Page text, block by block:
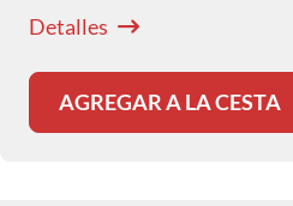
Pferden mit Husten
Detalles
AGREGAR A LA CESTA